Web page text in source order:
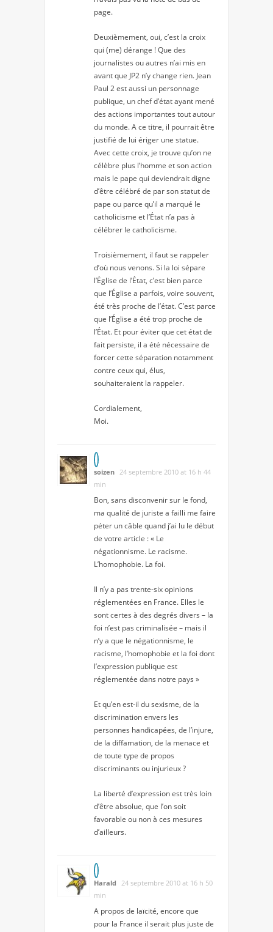
page.
Deuxièmement, oui, c’est la croix
qui (me) dérange ! Que des
journalistes ou autres n’ai mis en
avant que JP2 n’y change rien. Jean
Paul 2 est aussi un personnage
publique, un chef d’état ayant mené
des actions importantes tout autour
du monde. A ce titre, il pourrait être
justifié de lui ériger une statue.
Avec cette croix, je trouve qu’on ne
célèbre plus l’homme et son action
mais le pape qui deviendrait digne
d’être célébré de par son statut de
pape ou parce qu’il a marqué le
catholicisme et l’État n’a pas à
célébrer le catholicisme.
Troisièmement, il faut se rappeler
d’où nous venons. Si la loi sépare
l’Église de l’État, c’est bien parce
que l’Église a parfois, voire souvent,
été très proche de l’état. C’est parce
que l’Église a été trop proche de
l’État. Et pour éviter que cet état de
fait persiste, il a été nécessaire de
forcer cette séparation notamment
contre ceux qui, élus,
souhaiteraient la rappeler.
Cordialement,
Moi.
soizen 24 septembre 2010 at 16 h 44
min
Bon, sans disconvenir sur le fond,
ma qualité de juriste a failli me faire
péter un câble quand j’ai lu le début
de votre article : « Le
négationnisme. Le racisme.
L’homophobie. La foi.
Il n’y a pas trente-six opinions
réglementées en France. Elles le
sont certes à des degrés divers – la
foi n’est pas criminalisée – mais il
n’y a que le négationnisme, le
racisme, l’homophobie et la foi dont
l’expression publique est
réglementée dans notre pays »
Et qu’en est-il du sexisme, de la
discrimination envers les
personnes handicapées, de l’injure,
de la diffamation, de la menace et
de toute type de propos
discriminants ou injurieux ?
La liberté d’expression est très loin
d’être absolue, que l’on soit
favorable ou non à ces mesures
d’ailleurs.
Harald 24 septembre 2010 at 16 h 50
min
A propos de laïcité, encore que
pour la France il serait plus juste de